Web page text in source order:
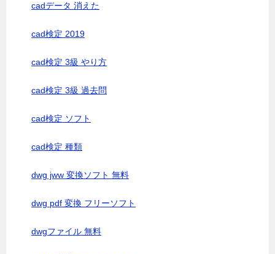
cadデータ 消えた
cad検定 2019
cad検定 3級 やり方
cad検定 3級 過去問
cad検定 ソフト
cad検定 種類
dwg jww 変換ソフト 無料
dwg pdf 変換 フリーソフト
dwgファイル 無料